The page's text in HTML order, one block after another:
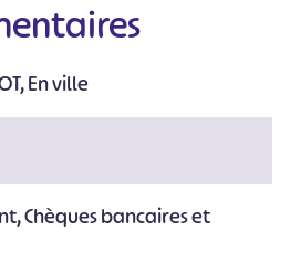
En ville
Chèques bancaires et